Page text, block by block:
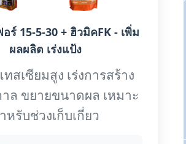
อร์ 15-5-30 + ฮิวมิคFK - เพิ่ม
ผลผลิต เร่งแป้ง
สเซียมสูง เร่งการสร้าง
ล ขยายขนาดผล เหมาะ
หรับช่วงเก็บเกี่ยว